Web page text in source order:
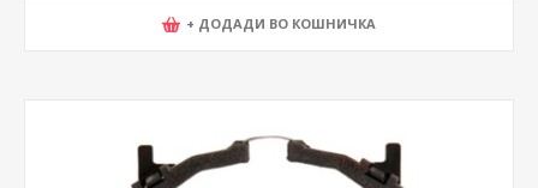
+ ДОДАДИ ВО КОШНИЧКА